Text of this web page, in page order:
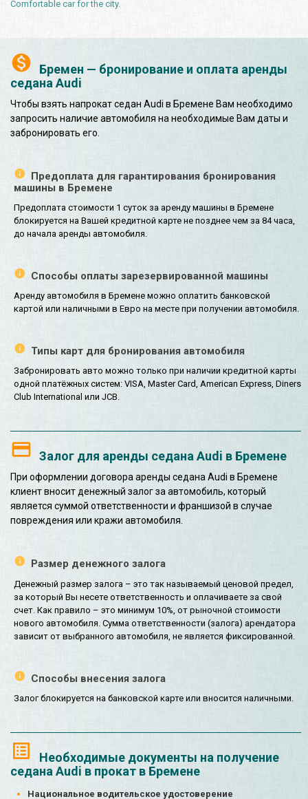
Бремен — бронирование и оплата аренды
седана Audi
Чтобы взять напрокат седан Audi в Бремене Вам необходимо
запросить наличие автомобиля на необходимые Вам даты и
забронировать его.
Предоплата для гарантирования бронирования
машины в Бремене
Предоплата стоимости 1 суток за аренду машины в Бремене
блокируется на Вашей кредитной карте не позднее чем за 84 часа,
до начала аренды автомобиля.
Способы оплаты зарезервированной машины
Аренду автомобиля в Бремене можно оплатить банковской
картой или наличными в Евро на месте при получении автомобиля.
Типы карт для бронирования автомобиля
Забронировать авто можно только при наличии кредитной карты
одной платёжных систем: VISA, Master Card, American Express, Diners
Club International или JCB.
Залог для аренды седана Audi в Бремене
При оформлении договора аренды седана Audi в Бремене
клиент вносит денежный залог за автомобиль, который
является суммой ответственности и франшизой в случае
повреждения или кражи автомобиля.
Размер денежного залога
Денежный размер залога – это так называемый ценовой предел,
за который Вы несете ответственность и оплачиваете за свой
счет. Как правило – это минимум 10%, от рыночной стоимости
нового автомобиля. Сумма ответственности (залога) арендатора
зависит от выбранного автомобиля, не является фиксированной.
Способы внесения залога
Залог блокируется на банковской карте или вносится наличными.
Необходимые документы на получение
седана Audi в прокат в Бремене
Национальное водительское удостоверение
Comfortable car for the city.